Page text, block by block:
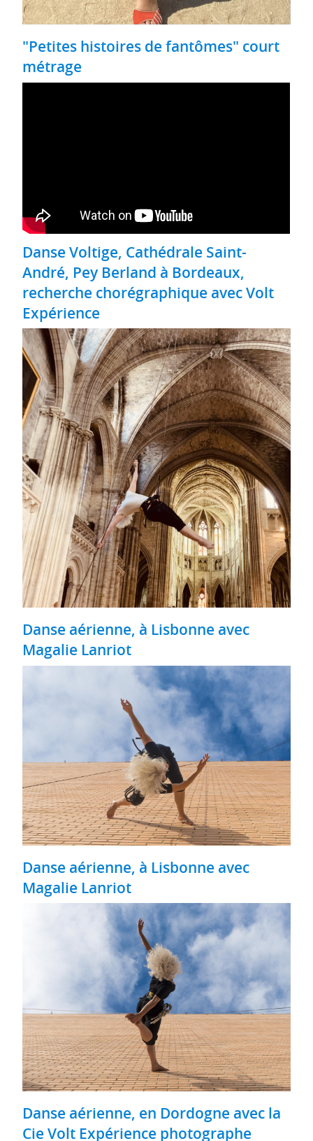
"Petites histoires de fantômes" court
métrage
Danse Voltige, Cathédrale Saint-
André, Pey Berland à Bordeaux,
recherche chorégraphique avec Volt
Expérience
Danse aérienne, à Lisbonne avec
Magalie Lanriot
Danse aérienne, à Lisbonne avec
Magalie Lanriot
Danse aérienne, en Dordogne avec la
Cie Volt Expérience photographe